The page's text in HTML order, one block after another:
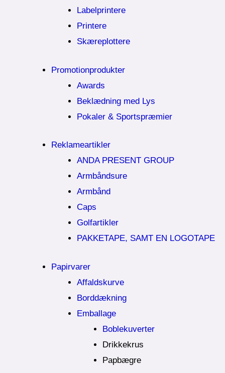
Labelprintere
Printere
Skæreplottere
Promotionprodukter
Awards
Beklædning med Lys
Pokaler & Sportspræmier
Reklameartikler
ANDA PRESENT GROUP
Armbåndsure
Armbånd
Caps
Golfartikler
PAKKETAPE, SAMT EN LOGOTAPE
Papirvarer
Affaldskurve
Borddækning
Emballage
Boblekuverter
Drikkekrus
Papbægre